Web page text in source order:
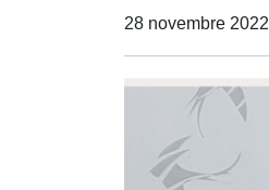
28 novembre 2022